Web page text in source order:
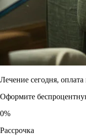
Лечение сегодня,
Оформите
0%
Рассрочка